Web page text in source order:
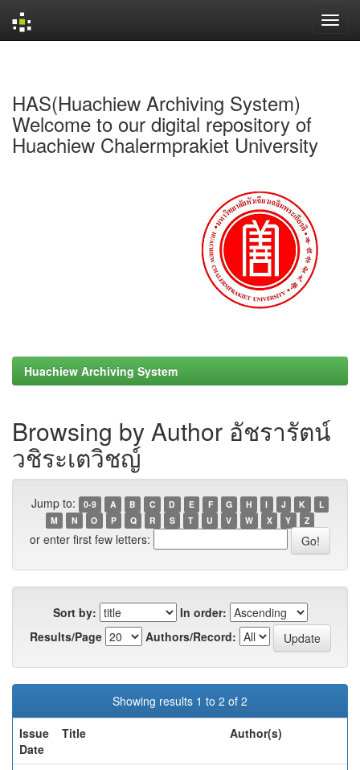
HAS(Huachiew Archiving System)
Welcome to our digital repository of
Huachiew Chalermprakiet University
Huachiew Archiving System
Browsing by Author อัชรารัตน์
วชิระเตวิชญ์
Jump to: 0-9 A B C D E F G H I J K
L
M
N O P Q R S T U V W X Y Z
or enter first few letters:
Sort by:
In order:
Results/Page
Authors/Record:
Showing results 1 to 2 of 2
Issue
Date
Title Author(s)